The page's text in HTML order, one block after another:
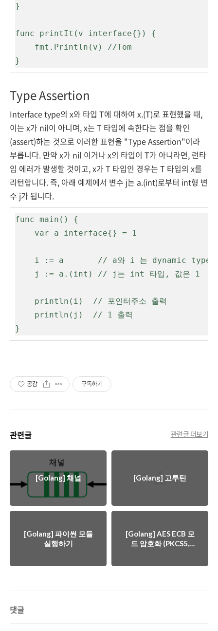
}
func printIt(v interface{}) {
}
Type Assertion
Interface type의 x와 타입 T에 대하여 x.(T)로 표현했을 때,
이는 x가 nil이 아니며, x는 T 타입에 속한다는 점을 확인
(assert)하는 것으로 이러한 표현을 "Type Assertion"이라
부릅니다. 만약 x가 nil 이거나 x의 타입이 T가 아니라면, 런타
임 에러가 발생할 것이고, x가 T 타입인 경우는 T 타입의 x를
리턴합니다. 즉, 아래 예제에서 변수 j는 a.(int)로부터 int형 변
수 j가 됩니다.
func main() {
}
공감 구독하기
관련글 관련글 더보기
[Golang] 채널 [Golang] 고루틴
[Golang] 파이썬 모듈
실행하기
[Golang] AES ECB 모
드 암호화 (PKCS5,
댓글